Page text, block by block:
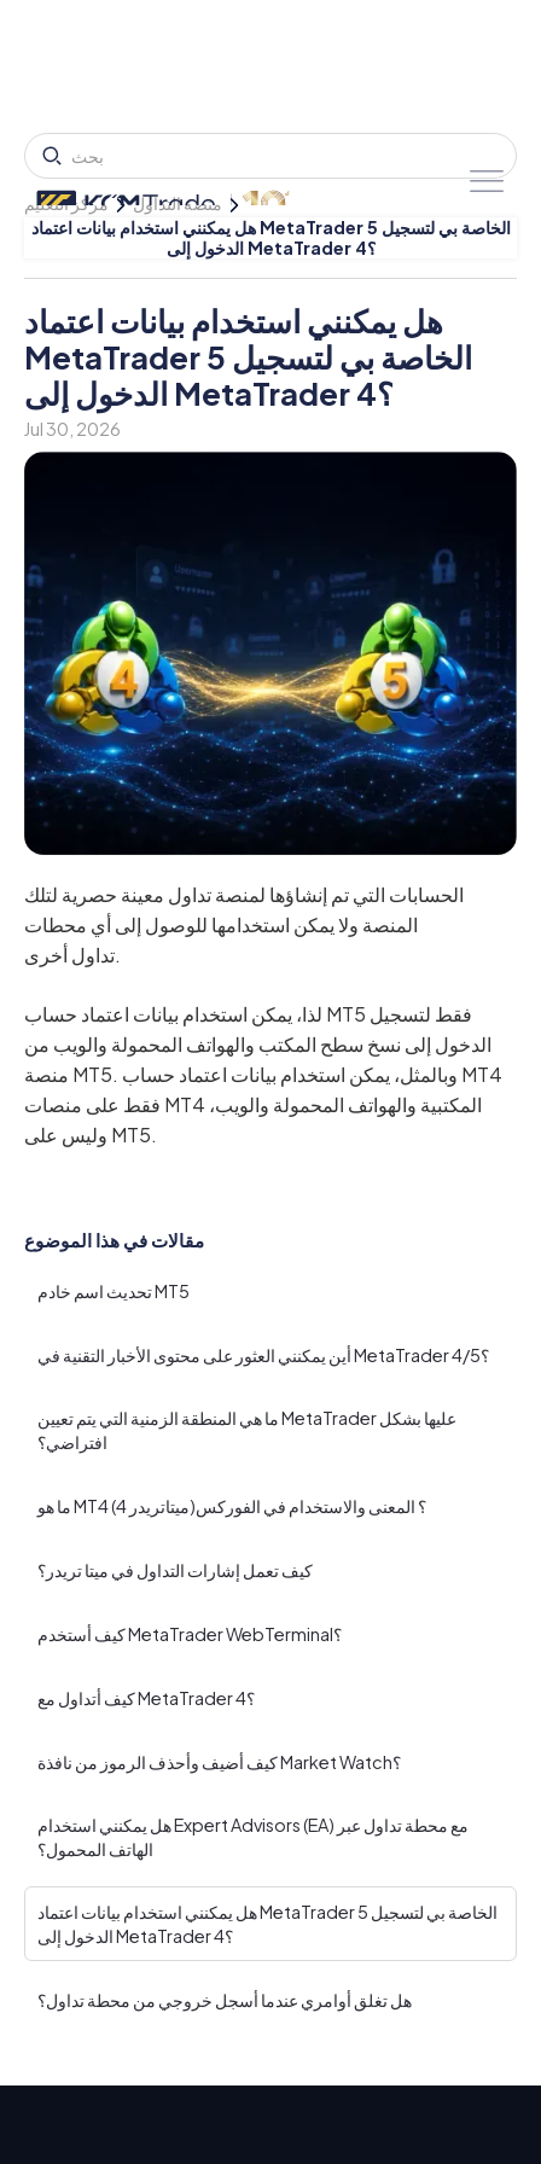
مركز التعليم
منصة التداول
هل يمكنني استخدام بيانات اعتماد MetaTrader 5 الخاصة بي لتسجيل
الدخول إلى MetaTrader 4؟
مقالات في هذا الموضوع
تحديث اسم خادم MT5
أين يمكنني العثور على محتوى الأخبار التقنية في MetaTrader 4/5؟
ما هي المنطقة الزمنية التي يتم تعيين MetaTrader عليها بشكل
افتراضي؟
ما هو MT4 (ميتاتريدر 4)؟ المعنى والاستخدام في الفوركس
كيف تعمل إشارات التداول في ميتا تريدر؟
كيف أستخدم MetaTrader WebTerminal؟
كيف أتداول مع MetaTrader 4؟
كيف أضيف وأحذف الرموز من نافذة Market Watch؟
هل يمكنني استخدام Expert Advisors (EA) مع محطة تداول عبر
الهاتف المحمول؟
هل يمكنني استخدام بيانات اعتماد MetaTrader 5 الخاصة بي لتسجيل
الدخول إلى MetaTrader 4؟
هل تغلق أوامري عندما أسجل خروجي من محطة تداول؟
هل يمكنني استخدام بيانات اعتماد
MetaTrader 5 الخاصة بي لتسجيل
الدخول إلى MetaTrader 4؟
Jul 30, 2026
الحسابات التي تم إنشاؤها لمنصة تداول معينة حصرية لتلك
المنصة ولا يمكن استخدامها للوصول إلى أي محطات
تداول أخرى.
لذا، يمكن استخدام بيانات اعتماد حساب MT5 فقط لتسجيل
الدخول إلى نسخ سطح المكتب والهواتف المحمولة والويب من
منصة MT5. وبالمثل، يمكن استخدام بيانات اعتماد حساب MT4
فقط على منصات MT4 المكتبية والهواتف المحمولة والويب،
وليس على MT5.